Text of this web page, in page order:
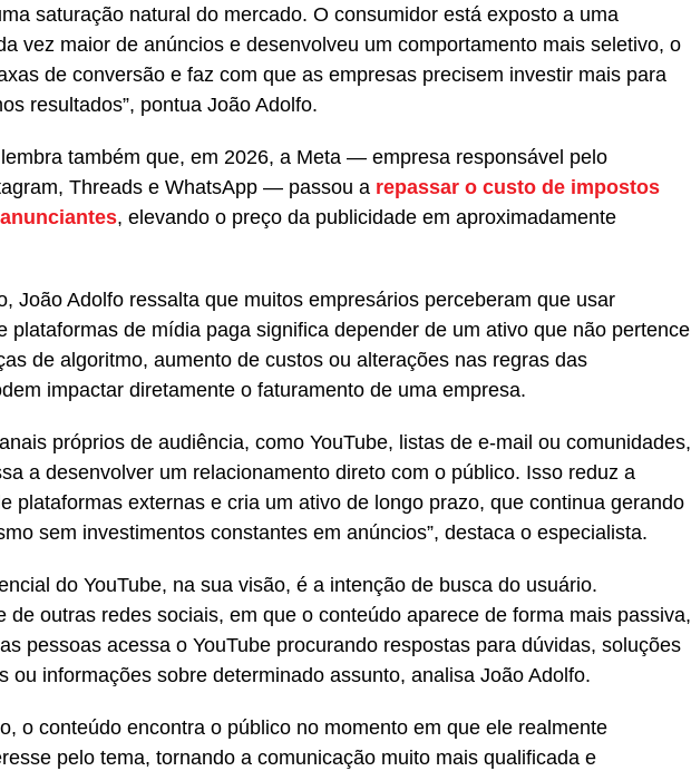
saturação natural do mercado. O consumidor está exposto a uma
vez maior de anúncios e desenvolveu um comportamento mais seletivo, o
de conversão e faz com que as empresas precisem investir mais para
resultados”, pontua João Adolfo.
também que, em 2026, a Meta — empresa responsável pelo
Threads e WhatsApp — passou a repassar o custo de impostos
, elevando o preço da publicidade em aproximadamente
João Adolfo ressalta que muitos empresários perceberam que usar
plataformas de mídia paga significa depender de um ativo que não pertence
de algoritmo, aumento de custos ou alterações nas regras das
impactar diretamente o faturamento de uma empresa.
próprios de audiência, como YouTube, listas de e-mail ou comunidades,
a desenvolver um relacionamento direto com o público. Isso reduz a
plataformas externas e cria um ativo de longo prazo, que continua gerando
sem investimentos constantes em anúncios”, destaca o especialista.
do YouTube, na sua visão, é a intenção de busca do usuário.
de outras redes sociais, em que o conteúdo aparece de forma mais passiva,
pessoas acessa o YouTube procurando respostas para dúvidas, soluções
ou informações sobre determinado assunto, analisa João Adolfo.
o conteúdo encontra o público no momento em que ele realmente
pelo tema, tornando a comunicação muito mais qualificada e